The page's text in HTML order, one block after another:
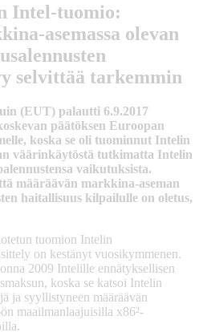
Intel-tuomio:
asemassa olevan
selvittää tarkemmin
(EUT) palautti 6.9.2017
päätöksen Euroopan
koska se oli tuominnut Intelin
väärinkäytöstä tutkimatta Intelin
vaikutuksista.
määräävän markkina-aseman
haitallisuus kilpailulle on oletus,
tuomion Intelin
on kestänyt vuosikymmenen.
2009 Intelille ennätyksellisen
koska se katsoi Intelin
ja syyllistyneen määräävän
maailmanlaajuisilla x86²-